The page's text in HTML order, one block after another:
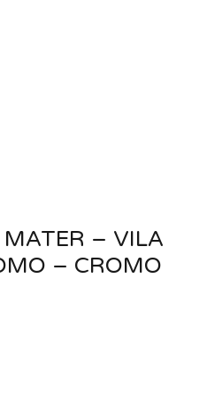
– VILA
– CROMO